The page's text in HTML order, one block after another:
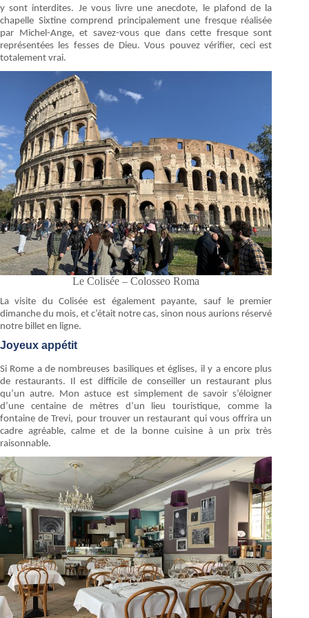
y sont interdites. Je vous livre une anecdote, le plafond de la
chapelle Sixtine comprend principalement une fresque réalisée
par Michel-Ange, et savez-vous que dans cette fresque sont
représentées les fesses de Dieu. Vous pouvez vérifier, ceci est
totalement vrai.
Le Colisée – Colosseo Roma
La visite du Colisée est également payante, sauf le premier
dimanche du mois, et c’était notre cas, sinon nous aurions réservé
notre billet en ligne.
Joyeux appétit
Si Rome a de nombreuses basiliques et églises, il y a encore plus
de restaurants. Il est difficile de conseiller un restaurant plus
qu’un autre. Mon astuce est simplement de savoir s’éloigner
d’une centaine de mètres d’un lieu touristique, comme la
fontaine de Trevi, pour trouver un restaurant qui vous offrira un
cadre agréable, calme et de la bonne cuisine à un prix très
raisonnable.